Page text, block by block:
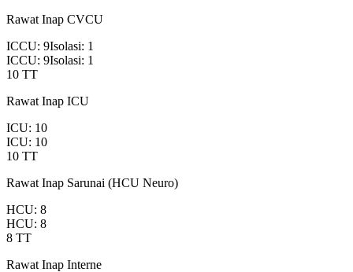
Rawat Inap CVCU
ICCU: 9Isolasi: 1
ICCU: 9Isolasi: 1
10 TT
Rawat Inap ICU
ICU: 10
ICU: 10
10 TT
Rawat Inap Sarunai (HCU Neuro)
HCU: 8
HCU: 8
8 TT
Rawat Inap Interne